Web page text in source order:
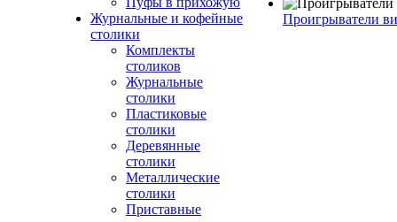
Журнальные и кофейные
столики
Комплекты
столиков
Журнальные
столики
Пластиковые
столики
Деревянные
столики
Металлические
столики
Приставные
Проигрыватели